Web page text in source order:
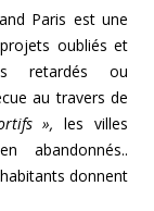
Paris est une
oubliés et
retardés ou
au travers de
», les villes
abandonnés..
donnent